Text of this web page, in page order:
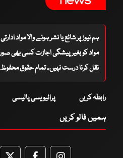
ہم نیوز پر شائع یا نشر ہونے والا مواد
مواد کو بغیر پیشگی اجازت کسی بھی
نقل کرنا درست نہیں۔ تمام حقوق محفوظ
رابطہ کریں پرائیویسی پالیسی
ہمیں فالو کریں